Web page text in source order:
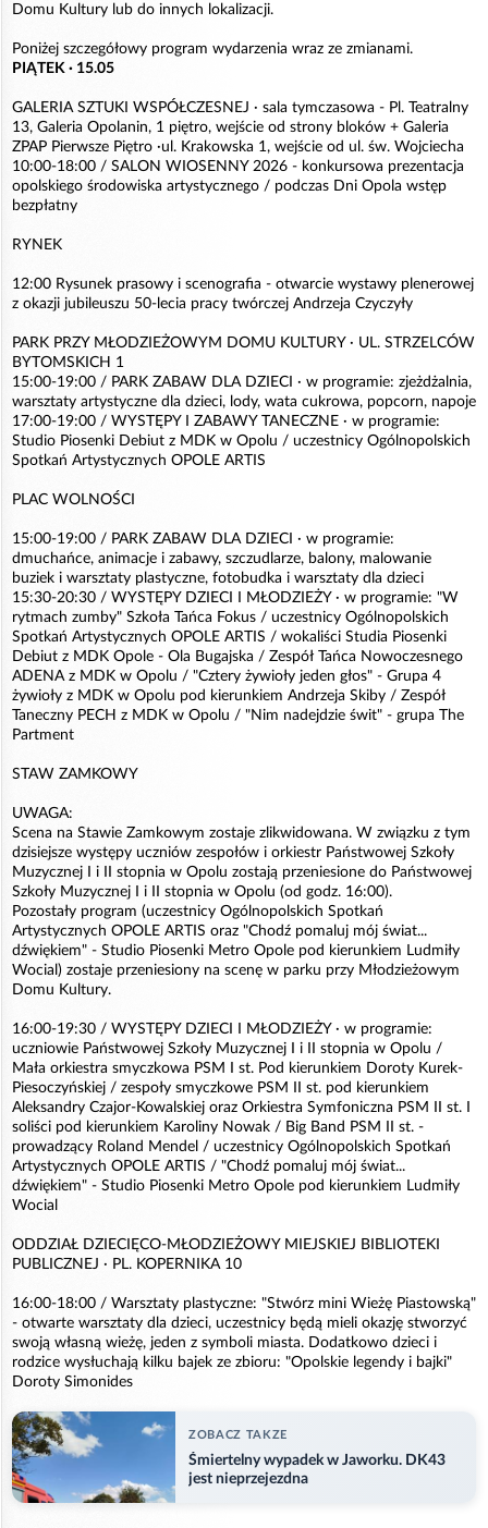
Domu Kultury lub do innych lokalizacji.
Poniżej szczegółowy program wydarzenia wraz ze zmianami.
PIĄTEK · 15.05
GALERIA SZTUKI WSPÓŁCZESNEJ · sala tymczasowa - Pl. Teatralny
13, Galeria Opolanin, 1 piętro, wejście od strony bloków + Galeria
ZPAP Pierwsze Piętro ·ul. Krakowska 1, wejście od ul. św. Wojciecha
10:00-18:00 / SALON WIOSENNY 2026 - konkursowa prezentacja
opolskiego środowiska artystycznego / podczas Dni Opola wstęp
bezpłatny
RYNEK
12:00 Rysunek prasowy i scenografia - otwarcie wystawy plenerowej
z okazji jubileuszu 50-lecia pracy twórczej Andrzeja Czyczyły
PARK PRZY MŁODZIEŻOWYM DOMU KULTURY · UL. STRZELCÓW
BYTOMSKICH 1
15:00-19:00 / PARK ZABAW DLA DZIECI · w programie: zjeżdżalnia,
warsztaty artystyczne dla dzieci, lody, wata cukrowa, popcorn, napoje
17:00-19:00 / WYSTĘPY I ZABAWY TANECZNE · w programie:
Studio Piosenki Debiut z MDK w Opolu / uczestnicy Ogólnopolskich
Spotkań Artystycznych OPOLE ARTIS
PLAC WOLNOŚCI
15:00-19:00 / PARK ZABAW DLA DZIECI · w programie:
dmuchańce, animacje i zabawy, szczudlarze, balony, malowanie
buziek i warsztaty plastyczne, fotobudka i warsztaty dla dzieci
15:30-20:30 / WYSTĘPY DZIECI I MŁODZIEŻY · w programie: "W
rytmach zumby" Szkoła Tańca Fokus / uczestnicy Ogólnopolskich
Spotkań Artystycznych OPOLE ARTIS / wokaliści Studia Piosenki
Debiut z MDK Opole - Ola Bugajska / Zespół Tańca Nowoczesnego
ADENA z MDK w Opolu / "Cztery żywioły jeden głos" - Grupa 4
żywioły z MDK w Opolu pod kierunkiem Andrzeja Skiby / Zespół
Taneczny PECH z MDK w Opolu / "Nim nadejdzie świt" - grupa The
Partment
STAW ZAMKOWY
UWAGA:
Scena na Stawie Zamkowym zostaje zlikwidowana. W związku z tym
dzisiejsze występy uczniów zespołów i orkiestr Państwowej Szkoły
Muzycznej I i II stopnia w Opolu zostają przeniesione do Państwowej
Szkoły Muzycznej I i II stopnia w Opolu (od godz. 16:00).
Pozostały program (uczestnicy Ogólnopolskich Spotkań
Artystycznych OPOLE ARTIS oraz "Chodź pomaluj mój świat...
dźwiękiem" - Studio Piosenki Metro Opole pod kierunkiem Ludmiły
Wocial) zostaje przeniesiony na scenę w parku przy Młodzieżowym
Domu Kultury.
16:00-19:30 / WYSTĘPY DZIECI I MŁODZIEŻY · w programie:
uczniowie Państwowej Szkoły Muzycznej I i II stopnia w Opolu /
Mała orkiestra smyczkowa PSM I st. Pod kierunkiem Doroty Kurek-
Piesoczyńskiej / zespoły smyczkowe PSM II st. pod kierunkiem
Aleksandry Czajor-Kowalskiej oraz Orkiestra Symfoniczna PSM II st. I
soliści pod kierunkiem Karoliny Nowak / Big Band PSM II st. -
prowadzący Roland Mendel / uczestnicy Ogólnopolskich Spotkań
Artystycznych OPOLE ARTIS / "Chodź pomaluj mój świat...
dźwiękiem" - Studio Piosenki Metro Opole pod kierunkiem Ludmiły
Wocial
ODDZIAŁ DZIECIĘCO-MŁODZIEŻOWY MIEJSKIEJ BIBLIOTEKI
PUBLICZNEJ · PL. KOPERNIKA 10
16:00-18:00 / Warsztaty plastyczne: "Stwórz mini Wieżę Piastowską"
- otwarte warsztaty dla dzieci, uczestnicy będą mieli okazję stworzyć
swoją własną wieżę, jeden z symboli miasta. Dodatkowo dzieci i
rodzice wysłuchają kilku bajek ze zbioru: "Opolskie legendy i bajki"
Doroty Simonides
ZOBACZ TAKZE
Śmiertelny wypadek w Jaworku. DK43
jest nieprzejezdna